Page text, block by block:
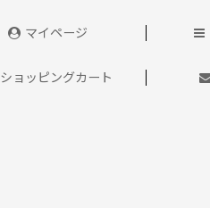
マイページ
ショッピングカート